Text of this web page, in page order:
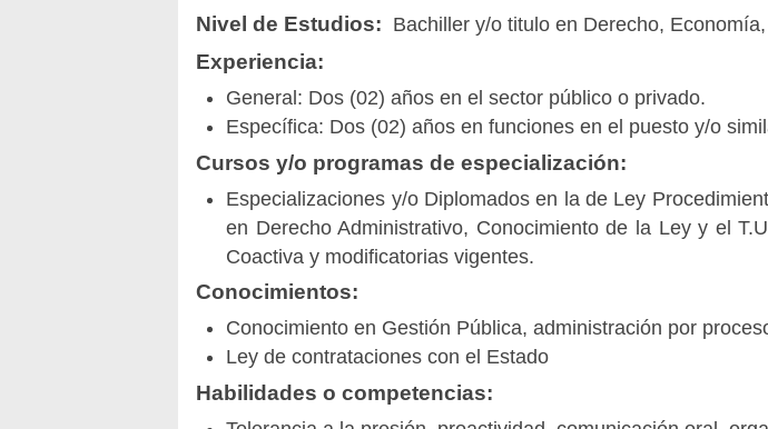
Nivel de Estudios: Bachiller y/o titulo en Derecho,
Experiencia:
General: Dos (02) años en el sector público o privado.
Específica: Dos (02) años en funciones en el puesto y/o
Cursos y/o programas de especialización:
Especializaciones y/o Diplomados en la de Ley
en Derecho Administrativo, Conocimiento de la Ley y el
Coactiva y modificatorias vigentes.
Conocimientos:
Conocimiento en Gestión Pública, administración por
Ley de contrataciones con el Estado
Habilidades o competencias: